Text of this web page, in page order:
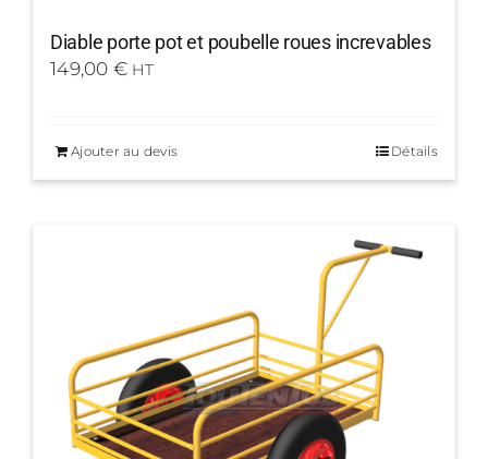
Diable porte pot et poubelle roues increvables
149,00 € HT
Ajouter au devis Détails